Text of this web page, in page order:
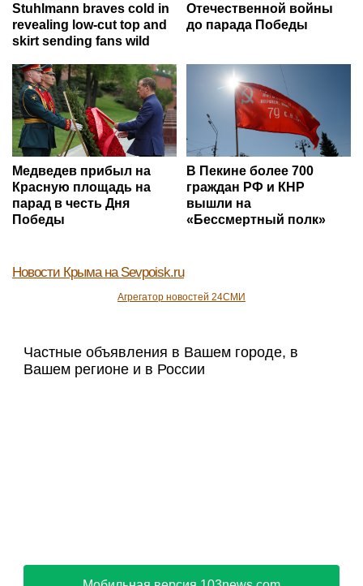
Stuhlmann braves cold in
revealing low-cut top and
skirt sending fans wild
Отечественной войны
до парада Победы
Медведев прибыл на
Красную площадь на
парад в честь Дня
Победы
В Пекине более 700
граждан РФ и КНР
вышли на
«Бессмертный полк»
Новости Крыма на Sevpoisk.ru
Агрегатор новостей 24СМИ
Частные объявления в Вашем городе, в
Вашем регионе и в России